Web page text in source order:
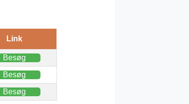
Link
Besøg
Besøg
Besøg